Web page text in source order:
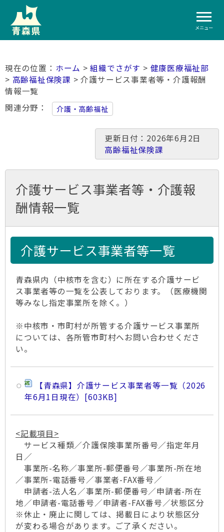
メニュー
ホーム >組織でさがす > 健康医療福祉部
> 高齢福祉保険課 > 介護サービス事業者等・介護報酬
情報一覧
関連分野
介護・高齢福祉
更新日付：2026年6月2日
高齢福祉保険課
介護サービス事業者等・介護報
酬情報一覧
介護サービス事業者等一覧
青森県内（中核市を含む）に所在する介護サービ
ス事業者等の一覧を公表しております。（医療機関
等みなし指定事業所を除く。）
※中核市・市町村が所管する介護サービス事業所
については、各所管市町村へお問い合わせくださ
い。
【青森県】介護サービス事業者等一覧（2026
年6月1日現在） [603KB]
<記載項目>
サービス種類／介護保険事業所番号／指定年月
日／
事業所-名称／事業所-郵便番号／事業所-所在地
／事業所-電話番号／事業者-FAX番号／
申請者-法人名／事業所-郵便番号／申請者-所在
地／申請者-電話番号／申請者-FAX番号／状態区分
※休止・廃止に関しては、掲載日により状態区分
が変わる場合があります。ご了承ください。